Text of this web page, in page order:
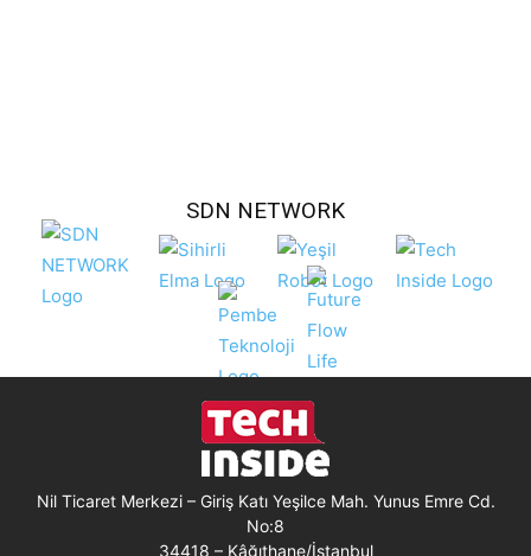
SDN NETWORK
Nil Ticaret Merkezi – Giriş Katı Yeşilce Mah. Yunus Emre Cd.
No:8
34418 – Kâğıthane/İstanbul